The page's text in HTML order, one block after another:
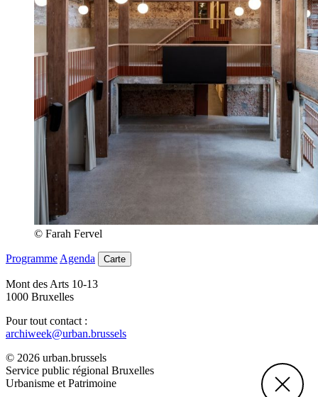
© Farah Fervel
Programme Agenda Carte
Mont des Arts 10-13
1000 Bruxelles
Pour tout contact :
archiweek@urban.brussels
© 2026 urban.brussels
Service public régional Bruxelles
Urbanisme et Patrimoine